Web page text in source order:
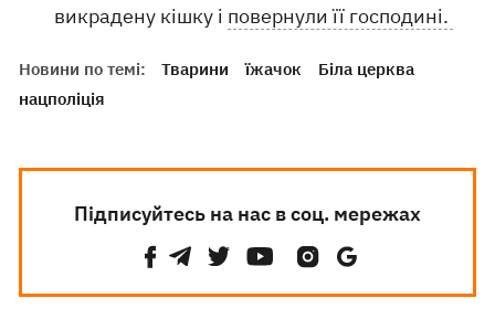
викрадену кішку і повернули її господині.
Новини по темі: Тварини їжачок
Біла церква
нацполіція
Підписуйтесь на нас в соц. мережах